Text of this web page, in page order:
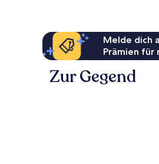
Melde dich
Prämien für
Zur Gegend